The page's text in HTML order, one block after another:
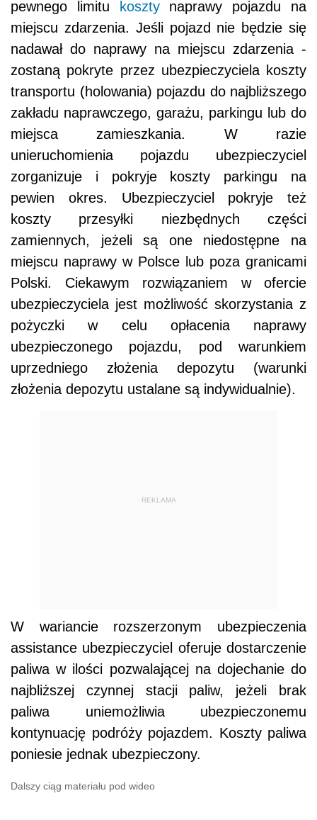
pewnego limitu kosztynaprawy pojazdu na
miejscu zdarzenia. Jeśli pojazd nie będzie się
nadawał do naprawy na miejscu zdarzenia -
zostaną pokryte przez ubezpieczyciela koszty
transportu (holowania) pojazdu do najbliższego
zakładu naprawczego, garażu, parkingu lub do
miejsca zamieszkania. W razie
unieruchomienia pojazdu ubezpieczyciel
zorganizuje i pokryje koszty parkingu na
pewien okres. Ubezpieczyciel pokryje też
koszty przesyłki niezbędnych części
zamiennych, jeżeli są one niedostępne na
miejscu naprawy w Polsce lub poza granicami
Polski. Ciekawym rozwiązaniem w ofercie
ubezpieczyciela jest możliwość skorzystania z
pożyczki w celu opłacenia naprawy
ubezpieczonego pojazdu, pod warunkiem
uprzedniego złożenia depozytu (warunki
złożenia depozytu ustalane są indywidualnie).
REKLAMA
W wariancie rozszerzonym ubezpieczenia
assistance ubezpieczyciel oferuje dostarczenie
paliwa w ilości pozwalającej na dojechanie do
najbliższej czynnej stacji paliw, jeżeli brak
paliwa uniemożliwia ubezpieczonemu
kontynuację podróży pojazdem. Koszty paliwa
poniesie jednak ubezpieczony.
Dalszy ciąg materiału pod wideo